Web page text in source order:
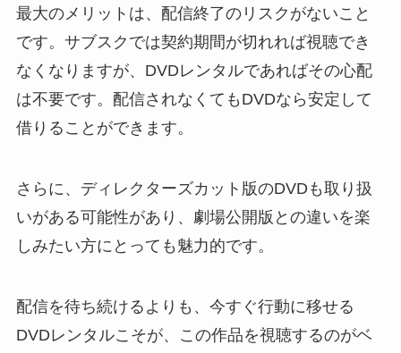
最大のメリットは、配信終了のリスクがないこと
です。サブスクでは契約期間が切れれば視聴でき
なくなりますが、DVDレンタルであればその心配
は不要です。配信されなくてもDVDなら安定して
借りることができます。
さらに、ディレクターズカット版のDVDも取り扱
いがある可能性があり、劇場公開版との違いを楽
しみたい方にとっても魅力的です。
配信を待ち続けるよりも、今すぐ行動に移せる
DVDレンタルこそが、この作品を視聴するのがベ